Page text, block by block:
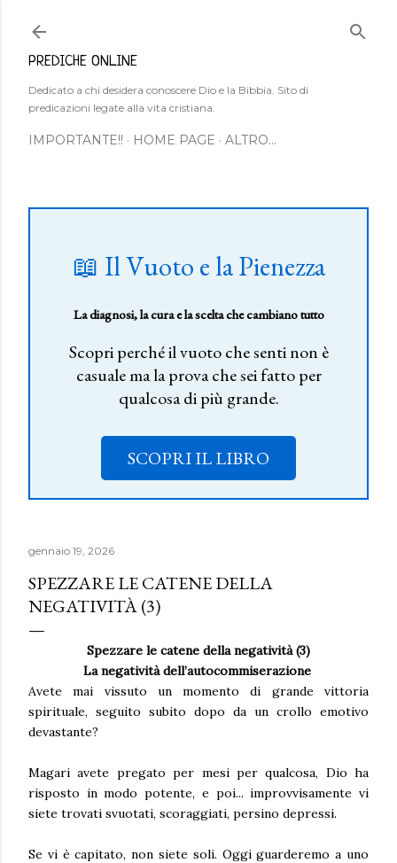
PREDICHE ONLINE
Dedicato a chi desidera conoscere Dio e la Bibbia. Sito di
predicazioni legate alla vita cristiana.
IMPORTANTE!! HOME PAGE ALTRO…
📖 Il Vuoto e la Pienezza
La diagnosi, la cura e la scelta che cambiano tutto
Scopri perché il vuoto che senti non è
casuale ma la prova che sei fatto per
qualcosa di più grande.
SCOPRI IL LIBRO
gennaio 19, 2026
SPEZZARE LE CATENE DELLA
NEGATIVITÀ (3)
Spezzare le catene della negatività (3)
La negatività dell’autocommiserazione
Avete mai vissuto un momento di grande vittoria
spirituale, seguito subito dopo da un crollo emotivo
devastante?
Magari avete pregato per mesi per qualcosa, Dio ha
risposto in modo potente, e poi... improvvisamente vi
siete trovati svuotati, scoraggiati, persino depressi.
Se vi è capitato, non siete soli. Oggi guarderemo a uno